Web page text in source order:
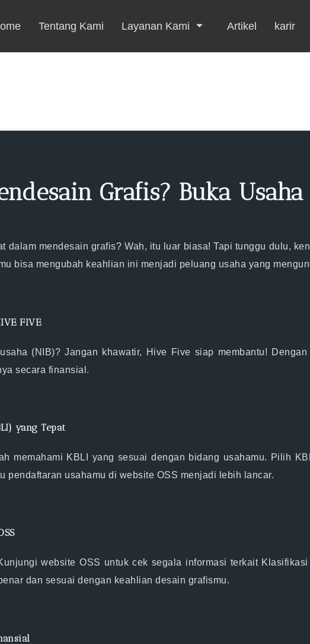
Tentang Kami Layanan Kami Artikel karir
Grafis? Buka
dalam mendesain grafis? Wah, itu luar biasa! Tapi tunggu dulu,
bisa mengubah keahlian ini menjadi peluang usaha yang
FIVE
(NIB)? Jangan khawatir, Hive Five siap membantu!
secara finansial.
yang Tepat
memahami KBLI yang sesuai dengan bidang usahamu. Pilih
pendaftaran usahamu di website OSS menjadi lebih lancar.
website OSS untuk cek segala informasi terkait
dan sesuai dengan keahlian desain grafismu.